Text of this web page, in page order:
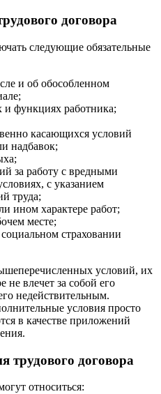
договора
следующие обязательные
и об обособленном
и функциях работника;
касающихся условий
надбавок;
за работу с вредными
с указанием
труда;
ином характере работ;
месте;
страховании
условий, их
не влечет за собой его
недействительным.
условия просто
в качестве приложений
трудового договора
относиться: